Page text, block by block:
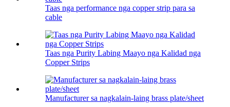
Taas nga performance nga copper strip para sa
cable
Taas nga Purity Labing Maayo nga Kalidad nga
Copper Strips
Manufacturer sa nagkalain-laing brass plate/sheet